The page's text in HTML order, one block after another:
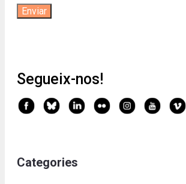
Segueix-nos!
Categories